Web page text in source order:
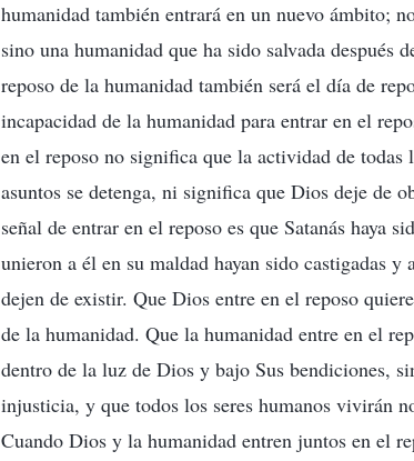
humanidad también entrará en un nuevo ámbito;
sino una humanidad que ha sido salvada después
reposo de la humanidad también será el día de
incapacidad de la humanidad para entrar en el
en el reposo no significa que la actividad de todas
asuntos se detenga, ni significa que Dios deje de
señal de entrar en el reposo es que Satanás haya
unieron a él en su maldad hayan sido castigadas
dejen de existir. Que Dios entre en el reposo
de la humanidad. Que la humanidad entre en el
dentro de la luz de Dios y bajo Sus bendiciones,
injusticia, y que todos los seres humanos vivirán
Cuando Dios y la humanidad entren juntos en el